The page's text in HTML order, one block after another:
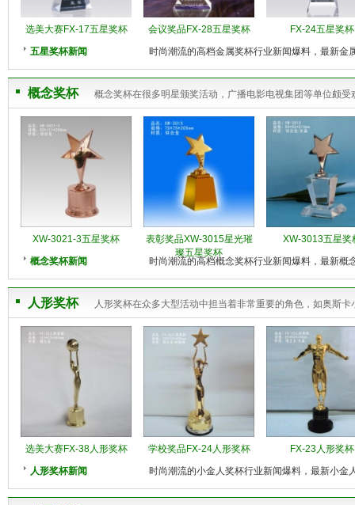
选美大赛FX-17五星奖杯 会议奖品FX-28五星奖杯
FX-24五星奖杯
五星奖杯新闻
时尚潮流的高档金属奖杯行业新闻爆料，最新
概念奖杯 概念奖杯在很多明星颁奖活动，广播电影电视集团等单位颇
XW-3021-3五星奖杯
表彰奖品XW-3015星光璀
璨五星奖杯
XW-3013五星奖
概念奖杯新闻
时尚潮流的高档概念奖杯行业新闻爆料，最新
人形奖杯 人形奖杯在众多大型活动中担当着非常重要的角色，如奥斯
选美大赛FX-38人形奖杯 学校奖品FX-24人形奖杯
FX-23人形奖杯
人形奖杯新闻
时尚潮流的小金人奖杯行业新闻爆料，最新小